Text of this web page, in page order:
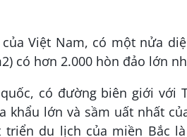
Việt Nam, có một nửa
có hơn 2.000 hòn đảo lớn
có đường biên giới với
khẩu lớn và sầm uất nhất
du lịch của miền Bắc